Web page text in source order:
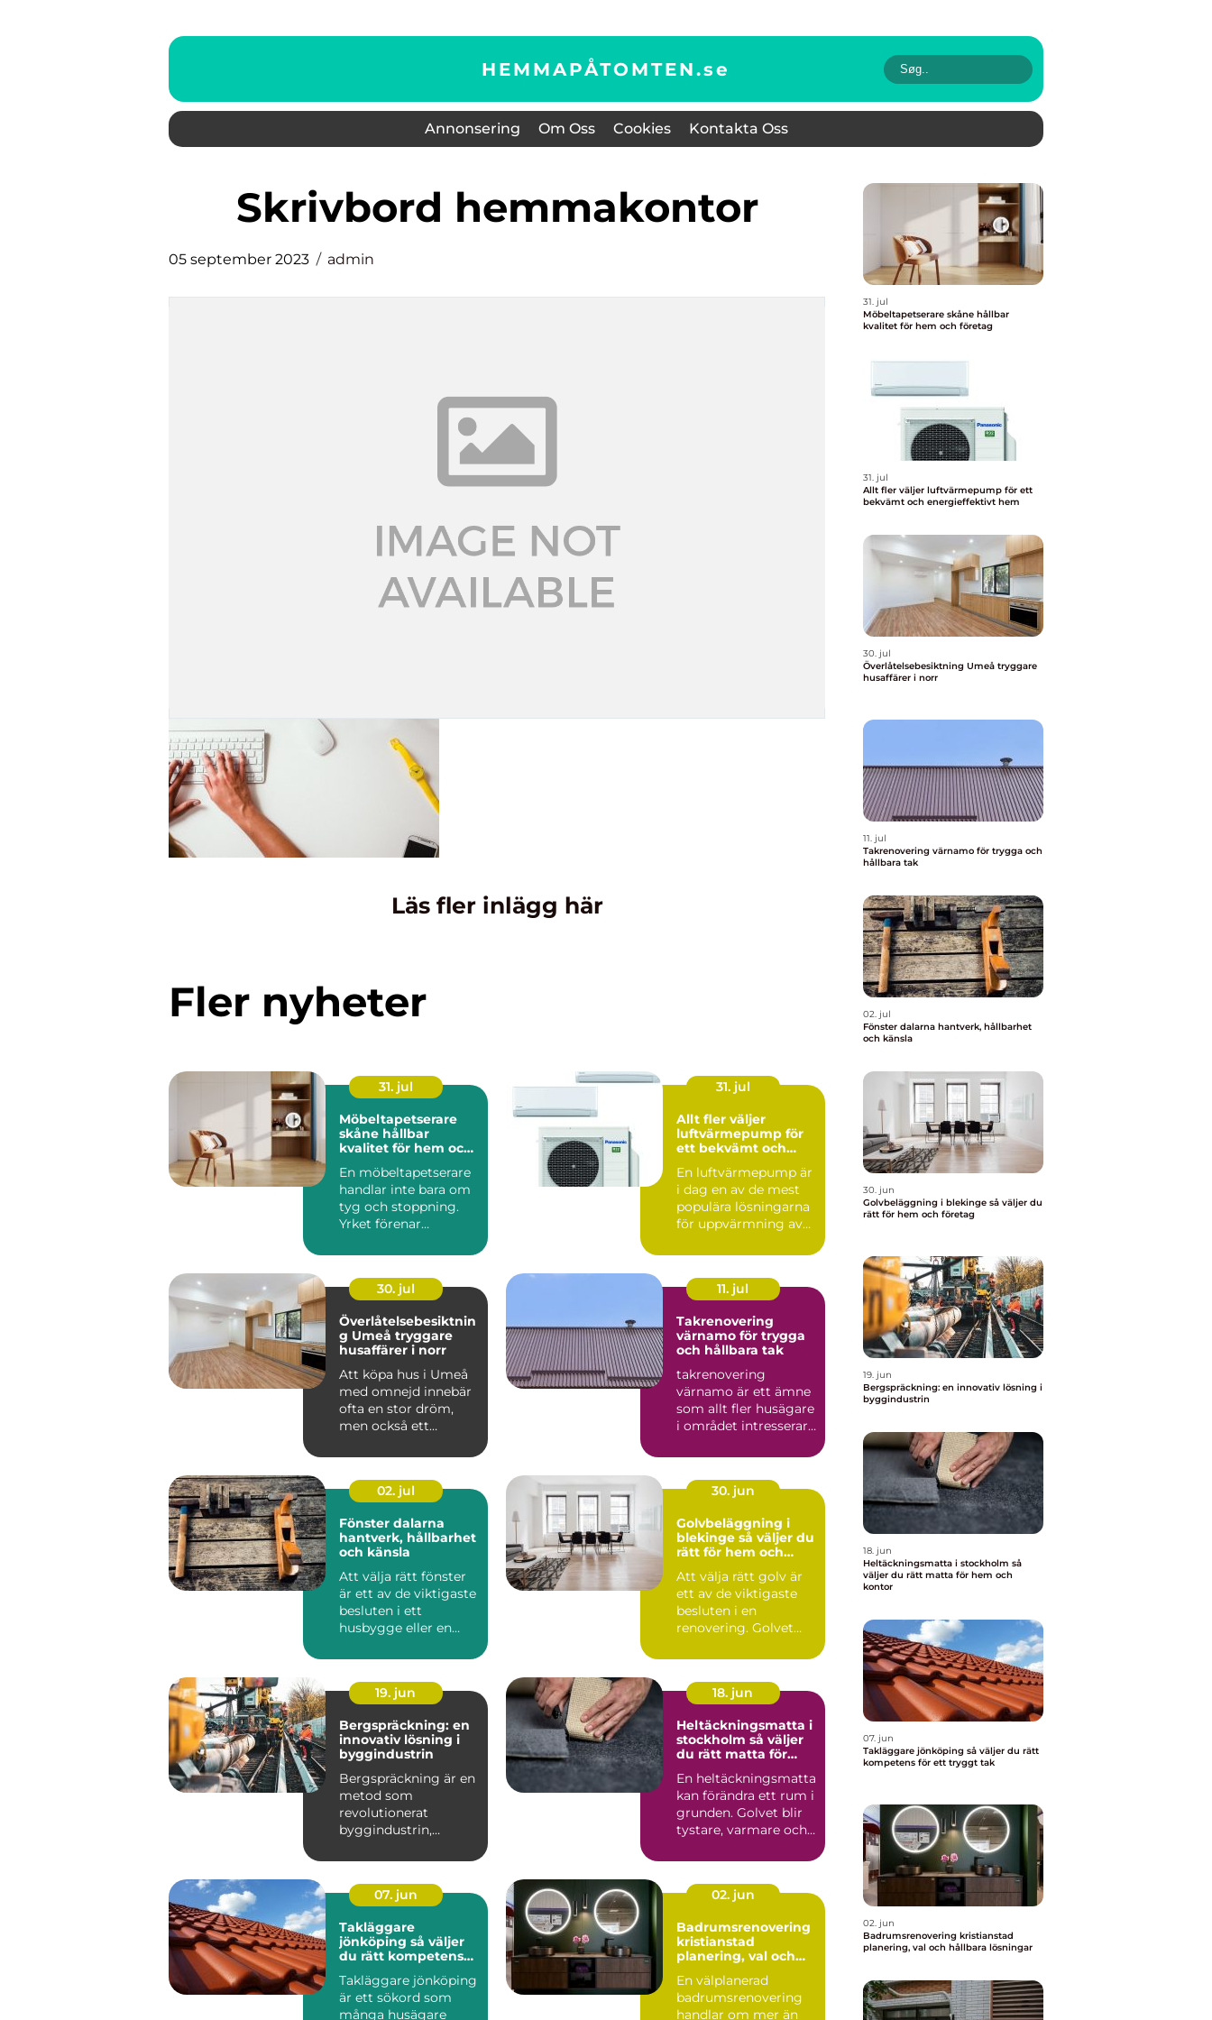
HEMMAPÅTOMTEN.se
Annonsering Om Oss Cookies Kontakta Oss
skrivbord hemmakontor
05 september 2023 admin
Läs fler inlägg här
Fler nyheter
31. jul
Möbeltapetserare
skåne hållbar
kvalitet för hem och
En möbeltapetserare
handlar inte bara om
tyg och stoppning.
Yrket förenar
och h...
31. jul
Allt fler väljer
luftvärmepump för
ett bekvämt och
En luftvärmepump är
i dag en av de mest
populära lösningarna
för uppvärmning av
30. jul
Överlåtelsebesiktnin
g Umeå tryggare
husaffärer i norr
Att köpa hus i Umeå
med omnejd innebär
ofta en stor dröm,
men också ett
risktagande. Klim...
11. jul
Takrenovering
värnamo för trygga
och hållbara tak
takrenovering
värnamo är ett ämne
som allt fler husägare
i området intresserar
02. jul
Fönster dalarna
hantverk, hållbarhet
och känsla
Att välja rätt fönster
är ett av de viktigaste
besluten i ett
husbygge eller en
30. jun
Golvbeläggning i
blekinge så väljer du
rätt för hem och
Att välja rätt golv är
ett av de viktigaste
besluten i en
renovering. Golvet
kän...
19. jun
Bergspräckning: en
innovativ lösning i
byggindustrin
Bergspräckning är en
metod som
revolutionerat
byggindustrin,
18. jun
Heltäckningsmatta i
stockholm så väljer
du rätt matta för
En heltäckningsmatta
kan förändra ett rum i
grunden. Golvet blir
tystare, varmare och
07. jun
Takläggare
jönköping så väljer
du rätt kompetens
Takläggare jönköping
är ett sökord som
många husägare
02. jun
Badrumsrenovering
kristianstad
planering, val och
En välplanerad
badrumsrenovering
handlar om mer än
31. jul
Möbeltapetserare skåne hållbar
kvalitet för hem och företag
31. jul
Allt fler väljer luftvärmepump för ett
bekvämt och energieffektivt hem
30. jul
Överlåtelsebesiktning Umeå tryggare
husaffärer i norr
11. jul
Takrenovering värnamo för trygga och
hållbara tak
02. jul
Fönster dalarna hantverk, hållbarhet
och känsla
30. jun
Golvbeläggning i blekinge så väljer du
rätt för hem och företag
19. jun
Bergspräckning: en innovativ lösning i
byggindustrin
18. jun
Heltäckningsmatta i stockholm så
väljer du rätt matta för hem och
kontor
07. jun
Takläggare jönköping så väljer du rätt
kompetens för ett tryggt tak
02. jun
Badrumsrenovering kristianstad
planering, val och hållbara lösningar